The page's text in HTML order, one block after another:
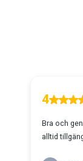
4
Bra och
alltid